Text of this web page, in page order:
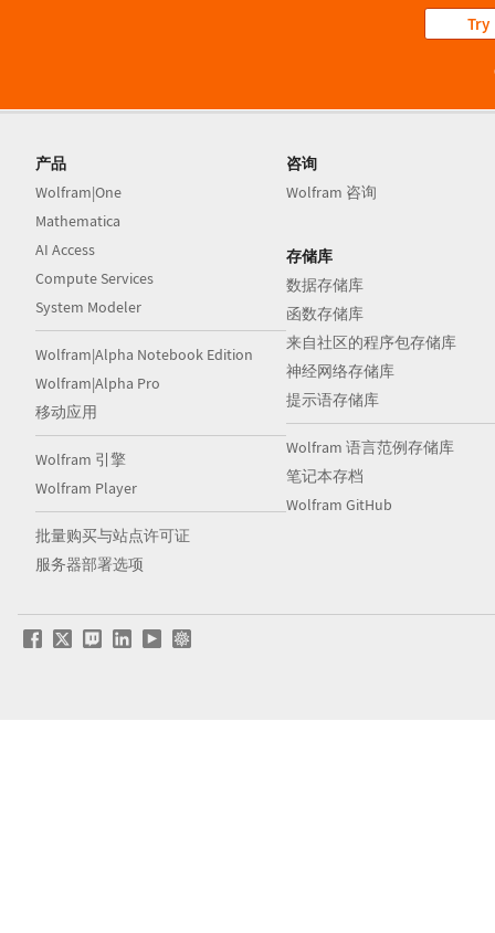
Try
产品
Wolfram|One
Mathematica
AI Access
Compute Services
System Modeler
Wolfram|Alpha Notebook Edition
Wolfram|Alpha Pro
移动应用
Wolfram 引擎
Wolfram Player
批量购买与站点许可证
服务器部署选项
咨询
Wolfram 咨询
存储库
数据存储库
函数存储库
来自社区的程序包存储库
神经网络存储库
提示语存储库
Wolfram 语言范例存储库
笔记本存档
Wolfram GitHub